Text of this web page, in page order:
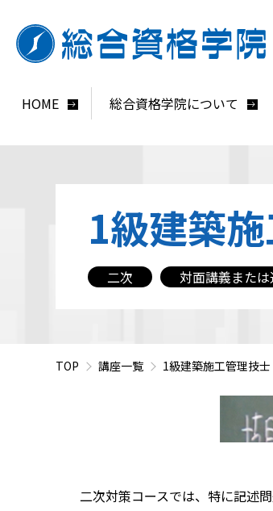
HOME 総合資格学院について
1級建築
二次 対面講義また
TOP 講座一覧 1級建築施工管理技士
二次対策コースでは、特に記述